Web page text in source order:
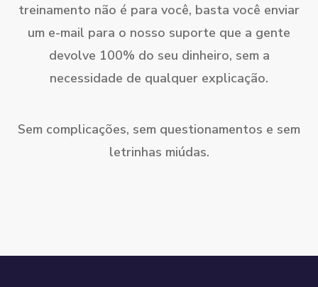
treinamento não é para você, basta você enviar
um e-mail para o nosso suporte que a gente
devolve 100% do seu dinheiro, sem a
necessidade de qualquer explicação.
Sem complicações, sem questionamentos e sem
letrinhas miúdas.